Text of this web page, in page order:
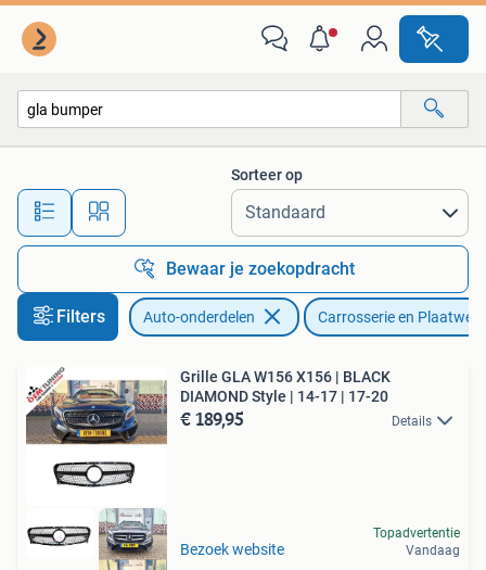
Alle afstanden…
Sorteer op
Bewaar je zoekopdracht
Filters Auto-onderdelen Carrosserie en Plaatwerk
Grille GLA W156 X156 | BLACK
DIAMOND Style | 14-17 | 17-20
€ 189,95 Details
Bezoek website
Topadvertentie
Vandaag